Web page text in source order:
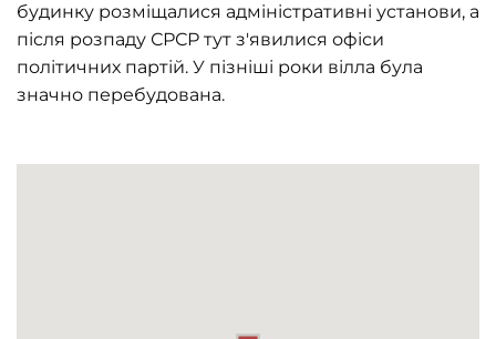
будинку розміщалися адміністративні установи, а
після розпаду СРСР тут з'явилися офіси
політичних партій. У пізніші роки вілла була
значно перебудована.